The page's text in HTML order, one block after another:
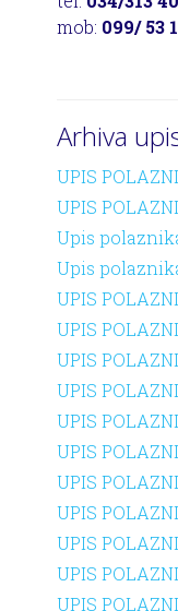
mob: 099/ 53
Arhiva
UPIS
UPIS
Upis
Upis
UPIS
UPIS
UPIS
UPIS
UPIS
UPIS
UPIS
UPIS
UPIS
UPIS
UPIS